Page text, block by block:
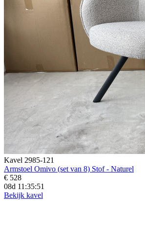
Kavel 2985-121
Armstoel Omivo (set van 8) Stof - Naturel
€ 528
08d 11:35:50
Bekijk kavel